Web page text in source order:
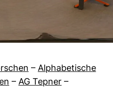
– Alphabetische
– AG Tepner –